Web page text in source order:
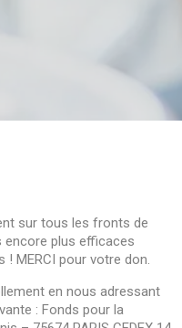
sur tous les fronts de
encore plus efficaces
! MERCI pour votre don.
en nous adressant
: Fonds pour la